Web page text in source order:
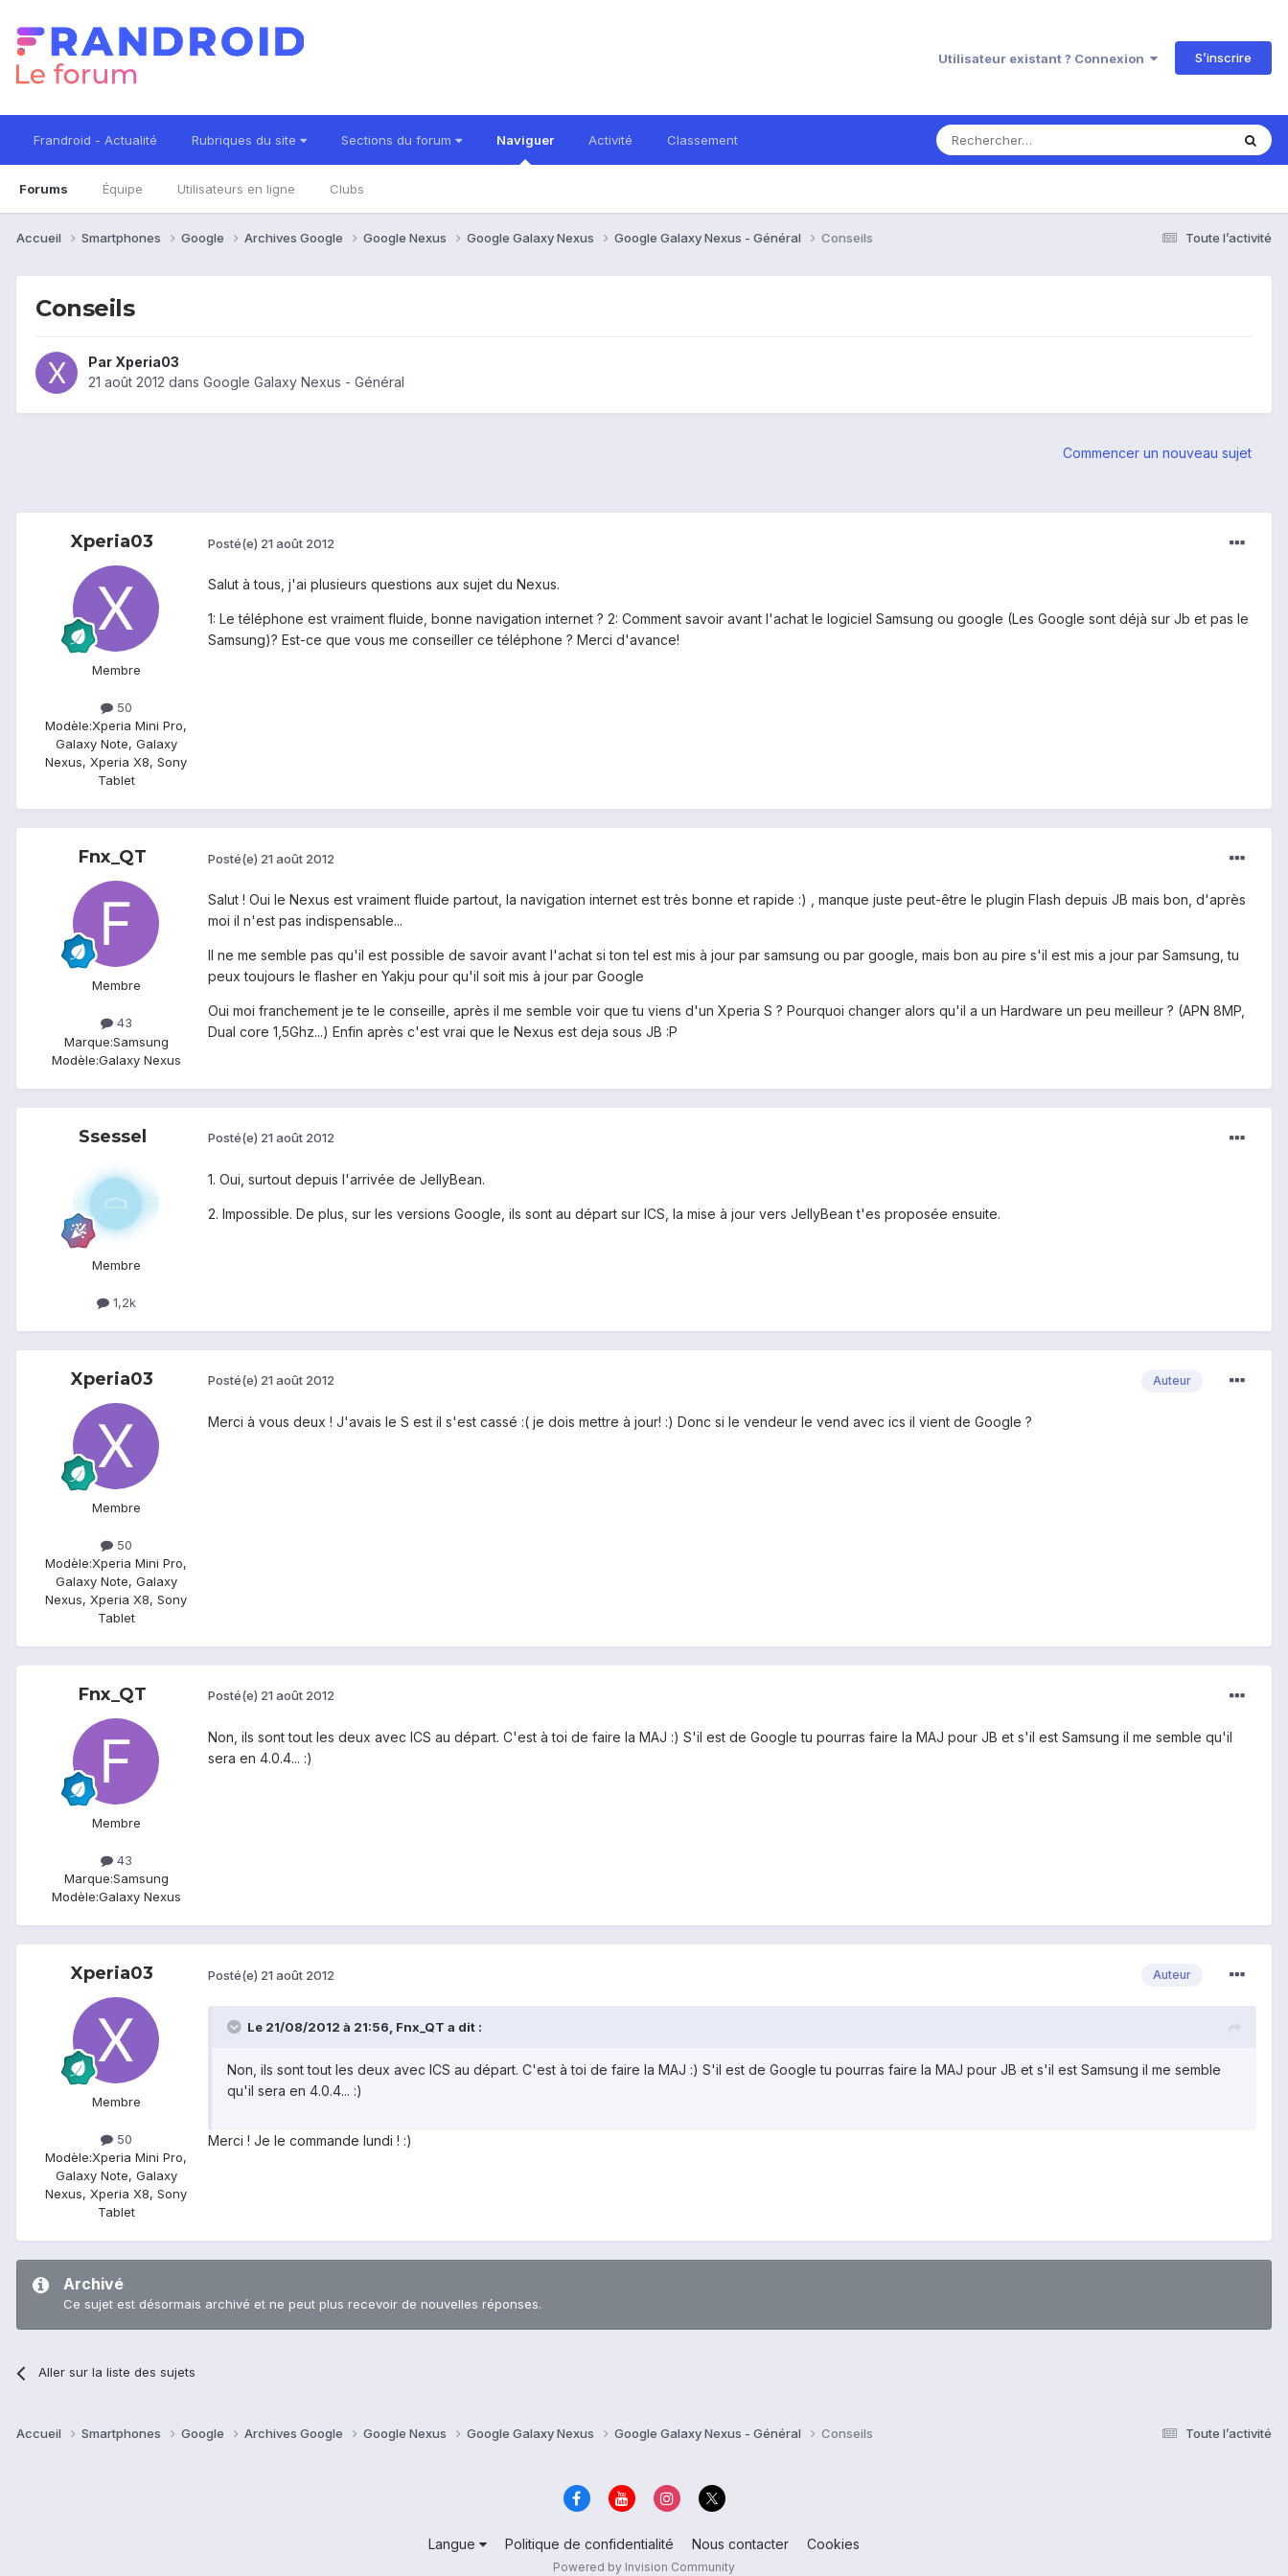
Utilisateur existant ? Connexion S’inscrire
Frandroid - Actualité Rubriques du site Sections du forum Naviguer
Forums Équipe Utilisateurs en ligne Clubs
Activité Classement
Toute l’activité
Accueil Smartphones Google Archives Google Google Nexus Google Galaxy Nexus Google Galaxy Nexus - Général Conseils
Conseils
Par Xperia03
21 août 2012 dans Google Galaxy Nexus - Général
Commencer un nouveau sujet
Xperia03
Membre
50
Modèle:Xperia Mini Pro,
Galaxy Note, Galaxy
Nexus, Xperia X8, Sony
Tablet
Posté(e) 21 août 2012
Salut à tous, j'ai plusieurs questions aux sujet du Nexus.
1: Le téléphone est vraiment fluide, bonne navigation internet ? 2: Comment savoir avant l'achat le logiciel Samsung ou google (Les Google sont déjà sur Jb et pas le
Samsung)? Est-ce que vous me conseiller ce téléphone ? Merci d'avance!
Fnx_QT
Membre
43
Marque:Samsung
Modèle:Galaxy Nexus
Posté(e) 21 août 2012
Salut ! Oui le Nexus est vraiment fluide partout, la navigation internet est très bonne et rapide :) , manque juste peut-être le plugin Flash depuis JB mais bon, d'après
moi il n'est pas indispensable...
Il ne me semble pas qu'il est possible de savoir avant l'achat si ton tel est mis à jour par samsung ou par google, mais bon au pire s'il est mis a jour par Samsung, tu
peux toujours le flasher en Yakju pour qu'il soit mis à jour par Google
Oui moi franchement je te le conseille, après il me semble voir que tu viens d'un Xperia S ? Pourquoi changer alors qu'il a un Hardware un peu meilleur ? (APN 8MP,
Dual core 1,5Ghz...) Enfin après c'est vrai que le Nexus est deja sous JB :P
Ssessel
Membre
1,2k
Posté(e) 21 août 2012
1. Oui, surtout depuis l'arrivée de JellyBean.
2. Impossible. De plus, sur les versions Google, ils sont au départ sur ICS, la mise à jour vers JellyBean t'es proposée ensuite.
Xperia03
Membre
50
Modèle:Xperia Mini Pro,
Galaxy Note, Galaxy
Nexus, Xperia X8, Sony
Tablet
Auteur
Posté(e) 21 août 2012
Merci à vous deux ! J'avais le S est il s'est cassé :( je dois mettre à jour! :) Donc si le vendeur le vend avec ics il vient de Google ?
Fnx_QT
Membre
43
Marque:Samsung
Modèle:Galaxy Nexus
Posté(e) 21 août 2012
Non, ils sont tout les deux avec ICS au départ. C'est à toi de faire la MAJ :) S'il est de Google tu pourras faire la MAJ pour JB et s'il est Samsung il me semble qu'il
sera en 4.0.4... :)
Xperia03
Membre
50
Modèle:Xperia Mini Pro,
Galaxy Note, Galaxy
Nexus, Xperia X8, Sony
Tablet
Auteur
Posté(e) 21 août 2012
Le 21/08/2012 à 21:56, Fnx_QT a dit :
Non, ils sont tout les deux avec ICS au départ. C'est à toi de faire la MAJ :) S'il est de Google tu pourras faire la MAJ pour JB et s'il est Samsung il me semble
qu'il sera en 4.0.4... :)
Merci ! Je le commande lundi ! :)
Archivé
Ce sujet est désormais archivé et ne peut plus recevoir de nouvelles réponses.
Aller sur la liste des sujets
Toute l’activité
Accueil Smartphones Google Archives Google Google Nexus Google Galaxy Nexus Google Galaxy Nexus - Général Conseils
Langue Politique de confidentialité Nous contacter Cookies
Powered by Invision Community